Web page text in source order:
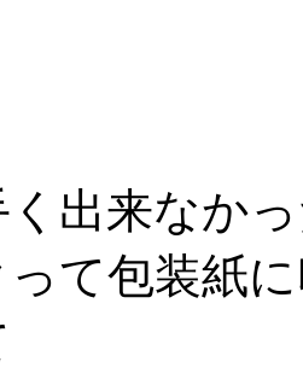
く出来なか
て包装紙